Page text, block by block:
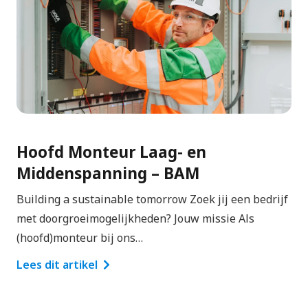
Hoofd Monteur Laag- en
Middenspanning – BAM
Building a sustainable tomorrow Zoek jij een bedrijf
met doorgroeimogelijkheden? Jouw missie Als
(hoofd)monteur bij ons…
Lees dit artikel